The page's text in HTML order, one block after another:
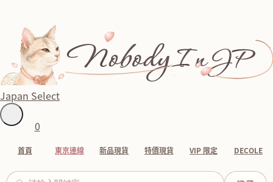
Japan Select
0
首頁 東京連線 新品現貨 特價現貨 VIP 限定 DECOLE